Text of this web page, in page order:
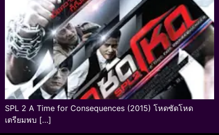
SPL 2 A Time for Consequences (2015) โหดซัดโหด
เตรียมพบ […]